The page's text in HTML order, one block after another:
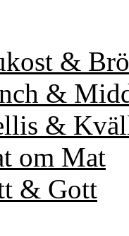
&
&
&
om Mat
& Gott